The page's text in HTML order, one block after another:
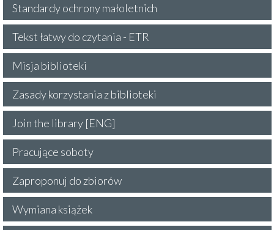
Standardy ochrony małoletnich
Tekst łatwy do czytania - ETR
Misja biblioteki
Zasady korzystania z biblioteki
Join the library [ENG]
Pracujące soboty
Zaproponuj do zbiorów
Wymiana książek